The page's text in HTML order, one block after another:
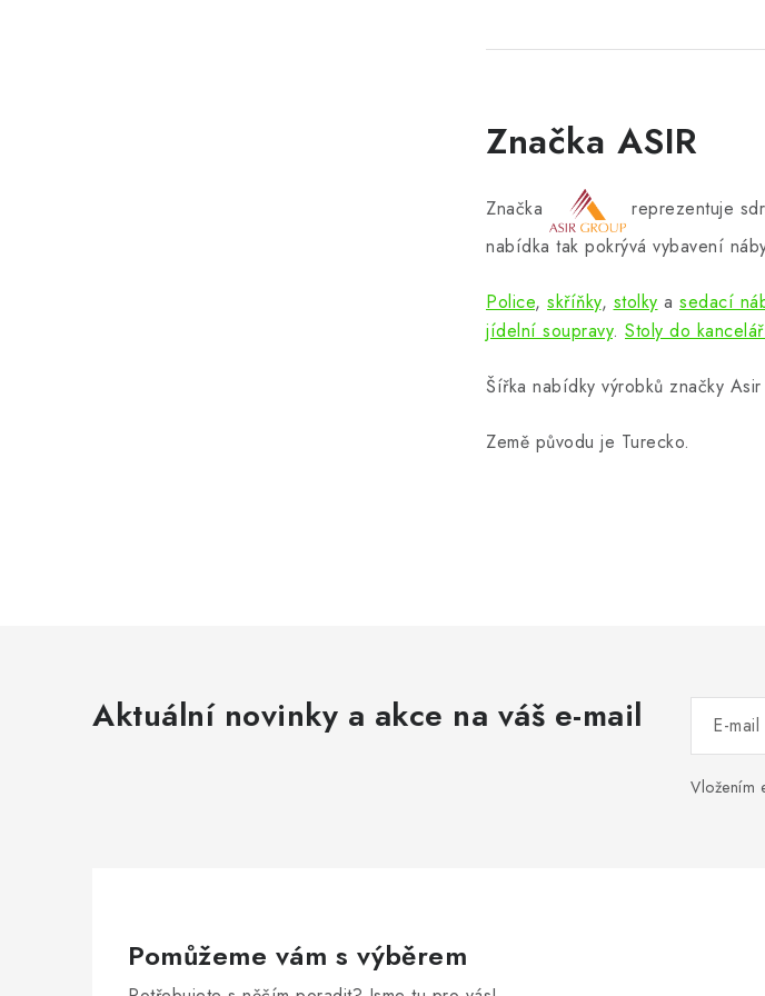
Značka ASIR
Značka
reprezentuje
nabídka tak pokrývá vybavení
Police, skříňky, stolky a sedací
jídelní soupravy. Stoly do
Šířka nabídky výrobků značky
Země původu je Turecko.
Aktuální novinky a akce na váš e-mail E-mail
Vložením
Pomůžeme vám s výběrem